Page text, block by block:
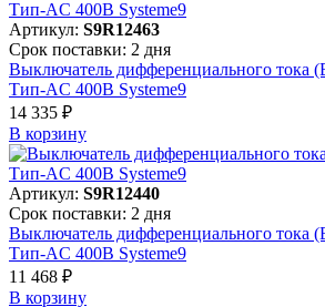
Артикул: S9R12463
Срок поставки: 2 дня
Выключатель дифференциального тока
Тип-AC 400В Systeme9
14 335 ₽
В корзинy
Артикул: S9R12440
Срок поставки: 2 дня
Выключатель дифференциального тока
Тип-AC 400В Systeme9
11 468 ₽
В корзинy